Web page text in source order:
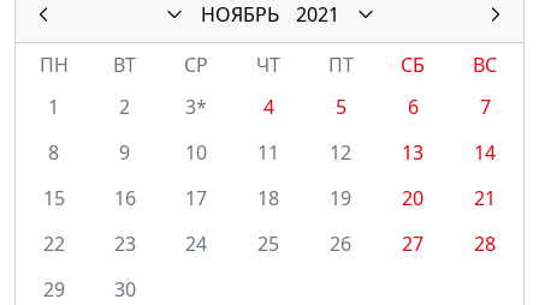
НОЯБРЬ
2021
ПН
ВТ СР ЧТ ПТ СБ
ВС
1
2 3* 4 5 6
7
8
9 10 11 12 13
14
15
16 17 18 19 20
21
22
23 24 25 26 27
28
29
30